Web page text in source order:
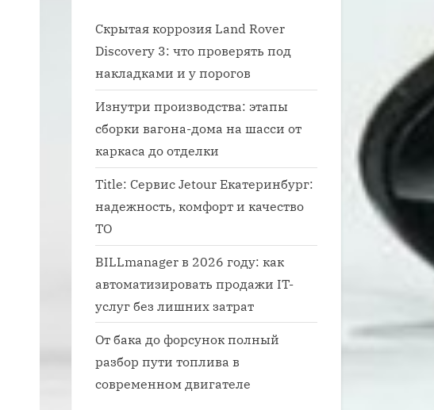
Скрытая коррозия Land Rover
Discovery 3: что проверять под
накладками и у порогов
Изнутри производства: этапы
сборки вагона-дома на шасси от
каркаса до отделки
Title: Сервис Jetour Екатеринбург:
надежность, комфорт и качество
ТО
BILLmanager в 2026 году: как
автоматизировать продажи IT-
услуг без лишних затрат
От бака до форсунок полный
разбор пути топлива в
современном двигателе